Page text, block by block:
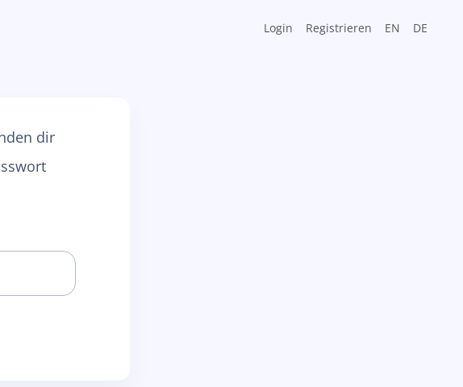
Login Registrieren EN DE
dir